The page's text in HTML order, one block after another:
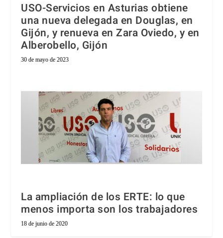
USO-Servicios en Asturias obtiene
una nueva delegada en Douglas, en
Gijón, y renueva en Zara Oviedo, y en
Alberobello, Gijón
30 de mayo de 2023
La ampliación de los ERTE: lo que
menos importa son los trabajadores
18 de junio de 2020